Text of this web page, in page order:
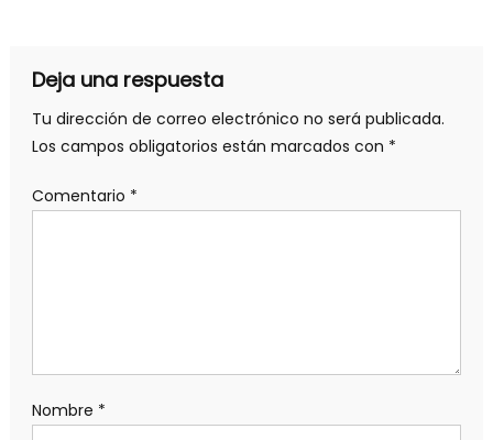
Deja una respuesta
Tu dirección de correo electrónico no será publicada.
Los campos obligatorios están marcados con *
Comentario *
Nombre *